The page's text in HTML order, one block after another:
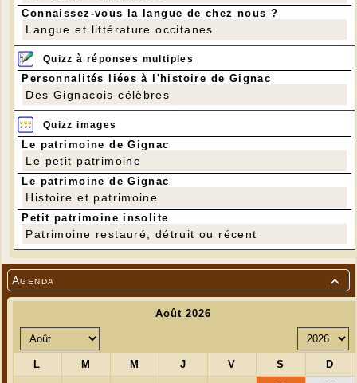

Agenda
Connaissez-vous la langue de chez nous ?
Langue et littérature occitanes
Quizz à réponses multiples
Personnalités liées à l'histoire de Gignac
Des Gignacois célèbres
Quizz images
Le patrimoine de Gignac
Le petit patrimoine
Le patrimoine de Gignac
Histoire et patrimoine
Petit patrimoine insolite
Patrimoine restauré, détruit ou récent